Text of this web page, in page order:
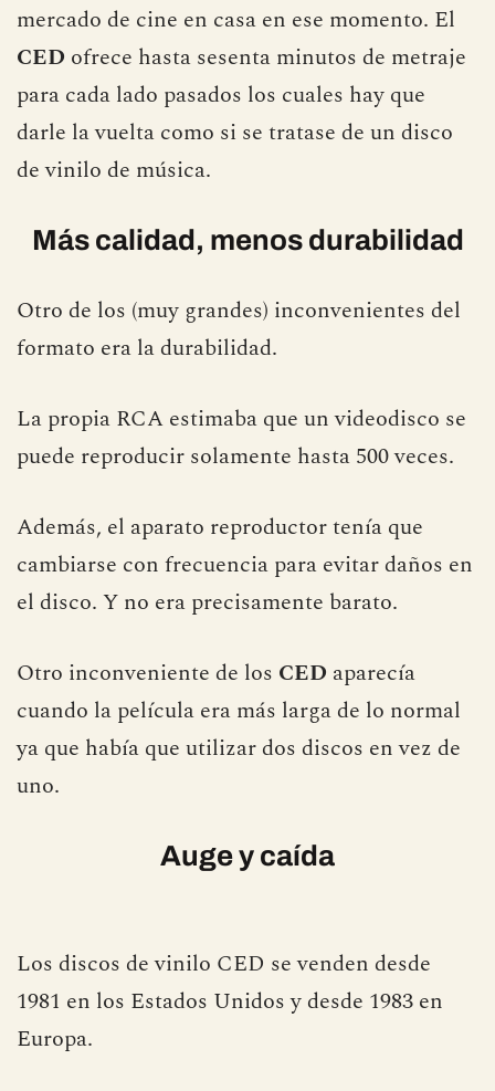
mercado de cine en casa en ese momento. El
CED ofrece hasta sesenta minutos de metraje
para cada lado pasados los cuales hay que
darle la vuelta como si se tratase de un disco
de vinilo de música.
Más calidad, menos durabilidad
Otro de los (muy grandes) inconvenientes del
formato era la durabilidad.
La propia RCA estimaba que un videodisco se
puede reproducir solamente hasta 500 veces.
Además, el aparato reproductor tenía que
cambiarse con frecuencia para evitar daños en
el disco. Y no era precisamente barato.
Otro inconveniente de los CED aparecía
cuando la película era más larga de lo normal
ya que había que utilizar dos discos en vez de
uno.
Auge y caída
Los discos de vinilo CED se venden desde
1981 en los Estados Unidos y desde 1983 en
Europa.